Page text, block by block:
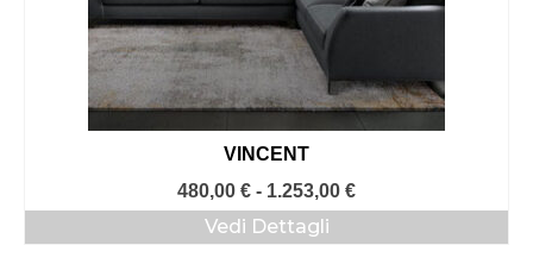
VINCENT
480,00 € - 1.253,00 €Fascia
di
Vedi Dettagli